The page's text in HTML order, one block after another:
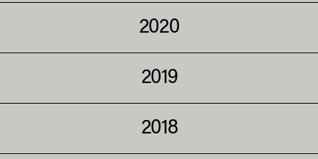
2020
2019
2018